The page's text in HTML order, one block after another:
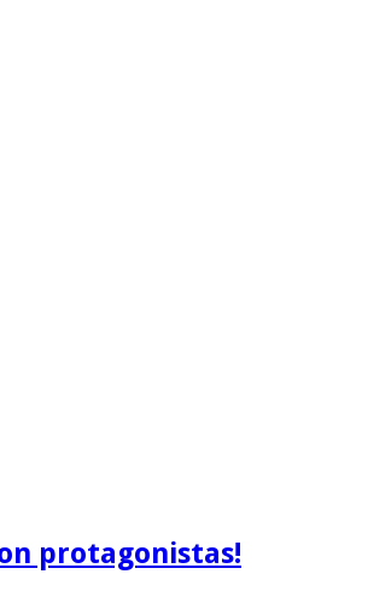
protagonistas!